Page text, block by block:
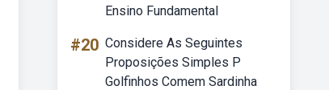
Ensino Fundamental
#20 Considere As Seguintes
Proposições Simples P
Golfinhos Comem Sardinha